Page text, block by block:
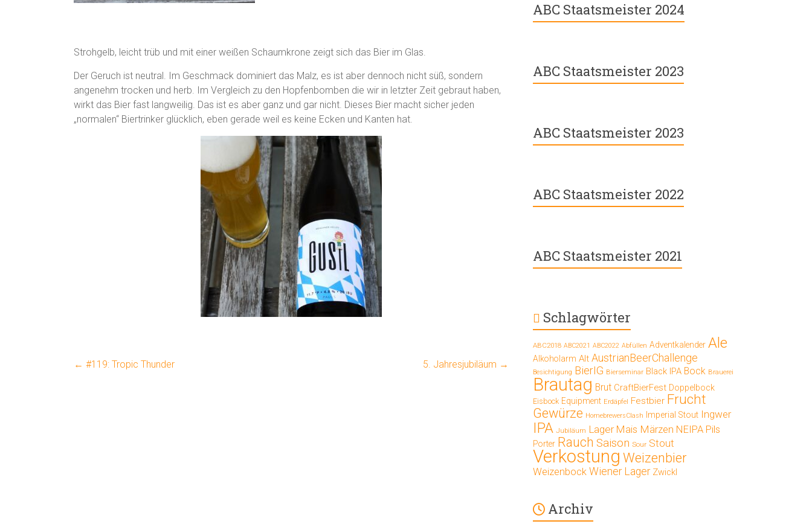
Strohgelb, leicht trüb und mit einer weißen Schaumkrone zeigt sich das Bier im Glas.
Der Geruch ist neutral. Im Geschmack dominiert das Malz, es ist aber dennoch nicht süß, sondern
angenehm trocken und herb. Im Vergleich zu den Hopfenbomben die wir in letzter Zeit gebraut haben,
wirkt das Bier fast langweilig. Das ist es aber ganz und gar nicht. Dieses Bier macht sicher jeden
„normalen“ Biertrinker glücklich, eben gerade weil es keine Ecken und Kanten hat.
← #119: Tropic Thunder 5. Jahresjubiläum →
ABC Staatsmeister 2024
ABC Staatsmeister 2023
ABC Staatsmeister 2023
ABC Staatsmeister 2022
ABC Staatsmeister 2021
Schlagwörter
ABC2018 ABC2021 ABC2022 Abfüllen Adventkalender Ale
Alkoholarm Alt AustrianBeerChallenge
Besichtigung BierIG Bierseminar Black IPA Bock Brauerei
Brautag Brut CraftBierFest Doppelbock
Eisbock Equipment Erdäpfel Festbier Frucht
Gewürze HomebrewersClash Imperial Stout Ingwer
IPA Jubiläum Lager Mais Märzen NEIPA Pils
Porter Rauch Saison Sour Stout
Verkostung Weizenbier
Weizenbock Wiener Lager Zwickl
Archiv